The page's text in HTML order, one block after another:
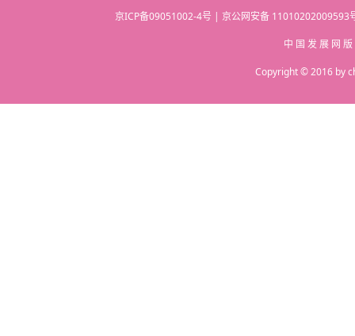
京ICP备09051002-4号 | 京公网安备
中 国 发 展 网
Copyright © 2016 by